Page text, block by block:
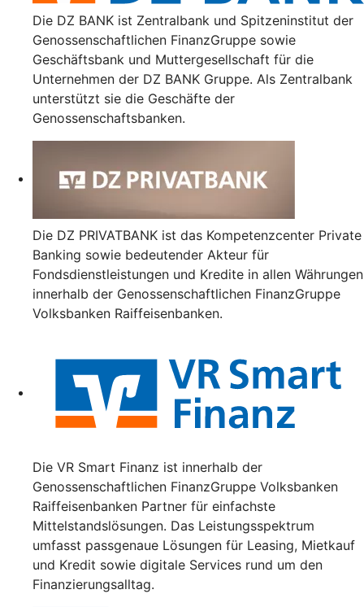
Die DZ BANK ist Zentralbank und Spitzeninstitut der
Genossenschaftlichen FinanzGruppe sowie
Geschäftsbank und Muttergesellschaft für die
Unternehmen der DZ BANK Gruppe. Als Zentralbank
unterstützt sie die Geschäfte der
Genossenschaftsbanken.
Die DZ PRIVATBANK ist das Kompetenzcenter Private
Banking sowie bedeutender Akteur für
Fondsdienstleistungen und Kredite in allen Währungen
innerhalb der Genossenschaftlichen FinanzGruppe
Volksbanken Raiffeisenbanken.
Die VR Smart Finanz ist innerhalb der
Genossenschaftlichen FinanzGruppe Volksbanken
Raiffeisenbanken Partner für einfachste
Mittelstandslösungen. Das Leistungsspektrum
umfasst passgenaue Lösungen für Leasing, Mietkauf
und Kredit sowie digitale Services rund um den
Finanzierungsalltag.